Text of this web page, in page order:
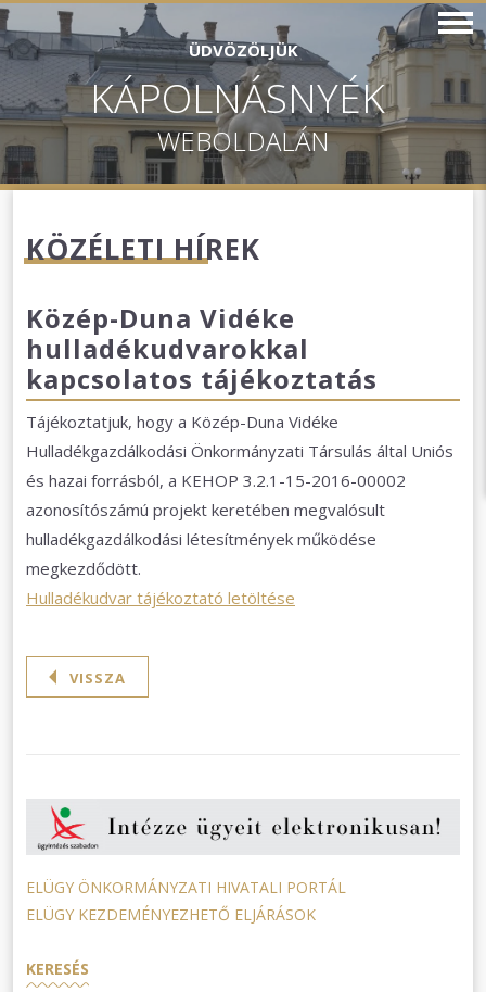
ÜDVÖZÖLJÜK
KÁPOLNÁSNYÉK
WEBOLDALÁN
KÖZÉLETI HÍREK
Közép-Duna Vidéke
hulladékudvarokkal
kapcsolatos tájékoztatás
Tájékoztatjuk, hogy a Közép-Duna Vidéke
Hulladékgazdálkodási Önkormányzati Társulás által Uniós
és hazai forrásból, a KEHOP 3.2.1-15-2016-00002
azonosítószámú projekt keretében megvalósult
hulladékgazdálkodási létesítmények működése
megkezdődött.
Hulladékudvar tájékoztató letöltése
VISSZA
ELÜGY ÖNKORMÁNYZATI HIVATALI PORTÁL
ELÜGY KEZDEMÉNYEZHETŐ ELJÁRÁSOK
KERESÉS